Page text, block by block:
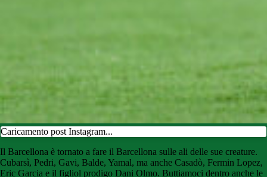
Caricamento post Instagram...
Il Barcellona è tornato a fare il Barcellona sulle ali delle sue creature.
Cubarsì, Pedri, Gavi, Balde, Yamal, ma anche Casadò, Fermin Lopez,
Eric Garcia e il figliol prodigo Dani Olmo. Buttiamoci dentro anche le